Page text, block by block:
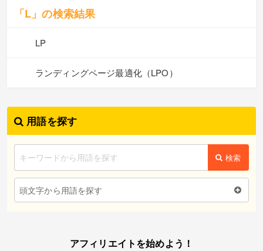
「L」の検索結果
LP
ランディングページ最適化（LPO）
用語を探す
検索
頭文字から用語を探す
アフィリエイトを始めよう！